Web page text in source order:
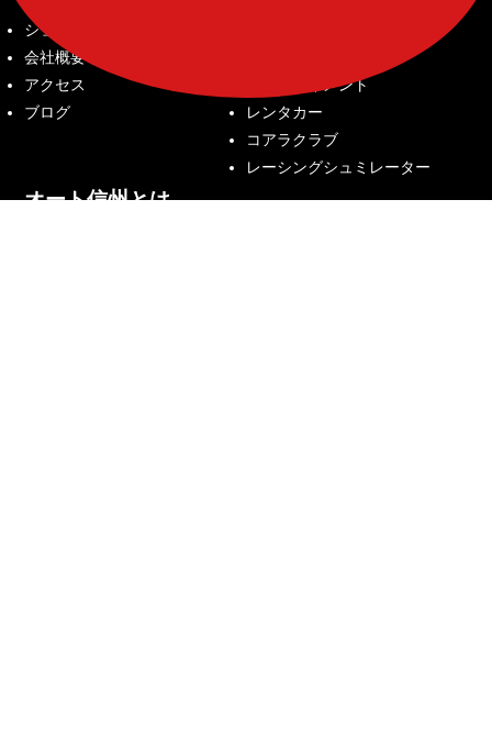
ショップ紹介
会社概要
アクセス
ブログ
四輪アライメント
レンタカー
コアラクラブ
レーシングシュミレーター
オート信州とは